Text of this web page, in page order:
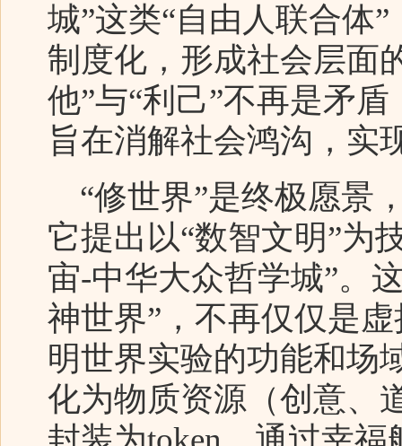
城”这类“自由人联合体
制度化，形成社会层面
他”与“利己”不再是矛
旨在消解社会鸿沟，实
“修世界”是终极愿景
它提出以“数智文明”为
宙-中华大众哲学城”。
神世界”，不再仅仅是
明世界实验的功能和场
化为物质资源（创意、